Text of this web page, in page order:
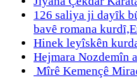
126 saliya ji dayȋk
bavȇ romana
Hinek leyîskên
Hejmara Nozdemîn
Mîrê Kemençê